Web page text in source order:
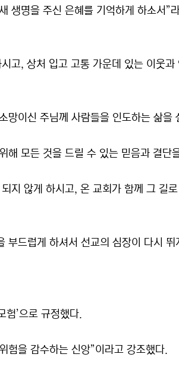
생명을 주신 은혜를 기억하게 하소서”
고, 상처 입고 고통 가운데 있는 이웃과
망이신 주님께 사람들을 인도하는 삶을
해 모든 것을 드릴 수 있는 믿음과 결단
지 않게 하시고, 온 교회가 함께 그 길
부드럽게 하셔서 선교의 심장이 다시
험’으로 규정했다.
험을 감수하는 신앙”이라고 강조했다.